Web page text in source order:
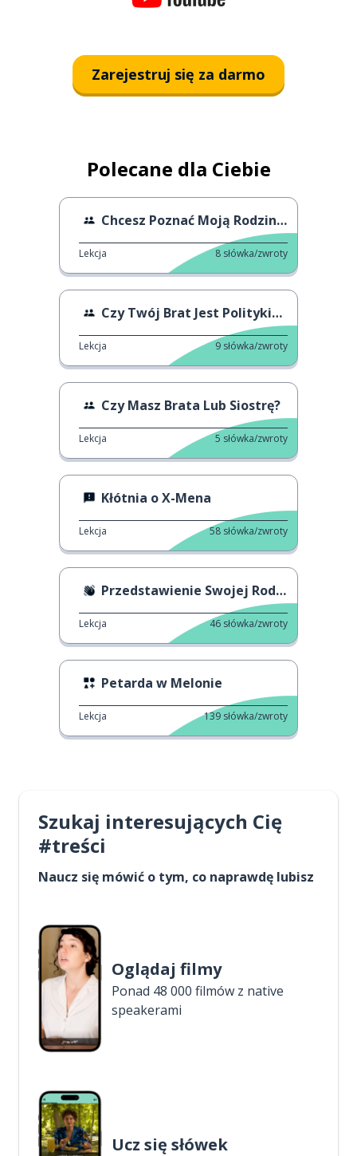
Zarejestruj się za darmo
Polecane dla Ciebie
Chcesz Poznać Moją Rodzinę?
Lekcja 8 słówka/zwroty
Czy Twój Brat Jest Politykiem?
Lekcja 9 słówka/zwroty
Czy Masz Brata Lub Siostrę?
Lekcja 5 słówka/zwroty
Kłótnia o X-Mena
Lekcja 58 słówka/zwroty
Przedstawienie Swojej Rodziny
Lekcja 46 słówka/zwroty
Petarda w Melonie
Lekcja 139 słówka/zwroty
Szukaj interesujących Cię
#treści
Naucz się mówić o tym, co naprawdę lubisz
Oglądaj filmy
Ponad 48 000 filmów z native
speakerami
Ucz się słówek